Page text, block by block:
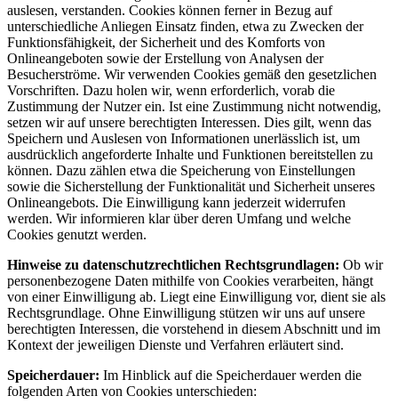
auslesen, verstanden. Cookies können ferner in Bezug auf
unterschiedliche Anliegen Einsatz finden, etwa zu Zwecken der
Funktionsfähigkeit, der Sicherheit und des Komforts von
Onlineangeboten sowie der Erstellung von Analysen der
Besucherströme. Wir verwenden Cookies gemäß den gesetzlichen
Vorschriften. Dazu holen wir, wenn erforderlich, vorab die
Zustimmung der Nutzer ein. Ist eine Zustimmung nicht notwendig,
setzen wir auf unsere berechtigten Interessen. Dies gilt, wenn das
Speichern und Auslesen von Informationen unerlässlich ist, um
ausdrücklich angeforderte Inhalte und Funktionen bereitstellen zu
können. Dazu zählen etwa die Speicherung von Einstellungen
sowie die Sicherstellung der Funktionalität und Sicherheit unseres
Onlineangebots. Die Einwilligung kann jederzeit widerrufen
werden. Wir informieren klar über deren Umfang und welche
Cookies genutzt werden.
Hinweise zu datenschutzrechtlichen Rechtsgrundlagen: Ob wir
personenbezogene Daten mithilfe von Cookies verarbeiten, hängt
von einer Einwilligung ab. Liegt eine Einwilligung vor, dient sie als
Rechtsgrundlage. Ohne Einwilligung stützen wir uns auf unsere
berechtigten Interessen, die vorstehend in diesem Abschnitt und im
Kontext der jeweiligen Dienste und Verfahren erläutert sind.
Speicherdauer: Im Hinblick auf die Speicherdauer werden die
folgenden Arten von Cookies unterschieden: